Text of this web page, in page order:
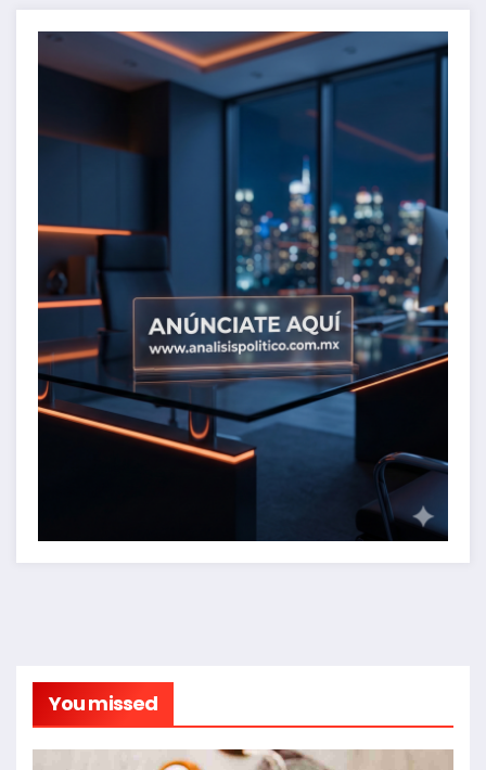
You missed